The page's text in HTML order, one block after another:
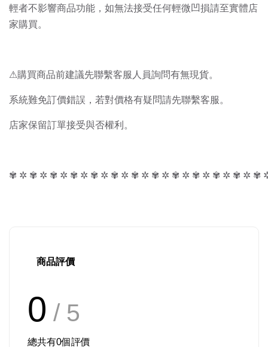
輕者不影響商品功能，如無法接受任何輕微凹損請至實體店
家購買。
⚠購買商品前建議先聯繫客服人員詢問有無現貨。
系統難免訂價錯誤，若對價格有疑問請先聯繫客服。
店家保留訂單接受與否權利。
✾ ✲ ✾ ✲ ✾ ✲ ✾ ✲ ✾ ✲ ✾ ✲ ✾ ✲ ✾ ✲ ✾ ✲ ✾ ✲ ✾ ✲ ✾ ✲ ✾
商品評價
0 / 5
總共有0個評價